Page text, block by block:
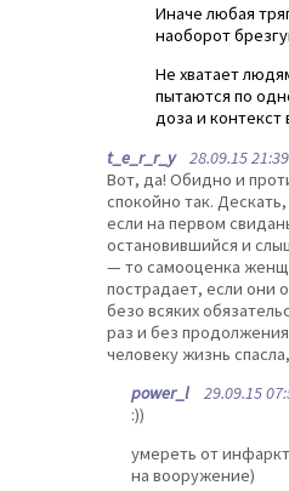
Иначе любая
наоборот
Не хватает
пытаются по
доза и контекст
t_e_r_r_y28.09.15 21:39
Вот, да! Обидно и
спокойно так.
если на первом
остановившийся и
— то самооценка
пострадает, если они
безо всяких
раз и без
человеку жизнь
power_l 29.09.15
:))
умереть от
на вооружение)